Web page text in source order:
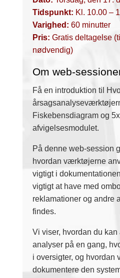
Tidspunkt: Kl. 10.00 –
Varighed: 60 minutter
Pris: Gratis deltagelse
nødvendig)
Om web-
Få en introduktion til
Fiskebensdiagram og
afvigelsesmodulet.
På denne web-session
hvordan værktøjerne
vigtigt i
vigtigt at have med
reklamationer og andre
findes.
Vi viser, hvordan du
analyser på en gang,
i oversigter, og hvordan
dokumentere den